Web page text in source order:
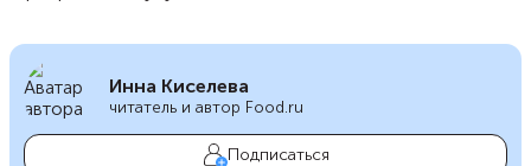
Инна Киселева
читатель и автор Food.ru
Подписаться